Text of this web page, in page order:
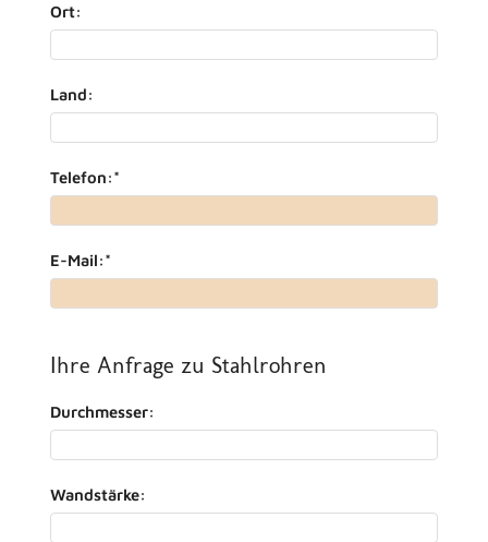
Ort:
Land:
Telefon:*
E-Mail:*
Ihre Anfrage zu Stahlrohren
Durchmesser:
Wandstärke: